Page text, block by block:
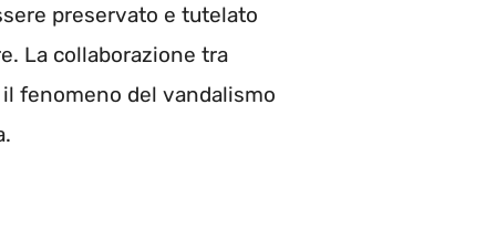
preservato e tutelato
La collaborazione tra
fenomeno del vandalismo